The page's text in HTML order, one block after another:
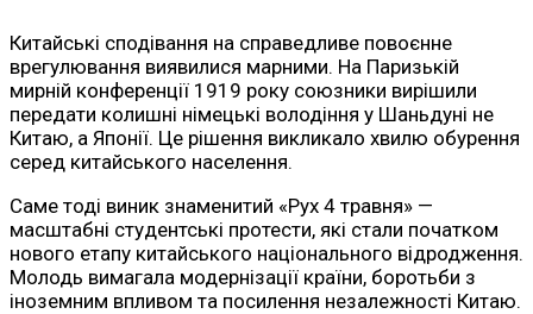
Китайські сподівання на справедливе повоєнне
врегулювання виявилися марними. На Паризькій
мирній конференції 1919 року союзники вирішили
передати колишні німецькі володіння у Шаньдуні не
Китаю, а Японії. Це рішення викликало хвилю обурення
серед китайського населення.
Саме тоді виник знаменитий «Рух 4 травня» —
масштабні студентські протести, які стали початком
нового етапу китайського національного відродження.
Молодь вимагала модернізації країни, боротьби з
іноземним впливом та посилення незалежності Китаю.